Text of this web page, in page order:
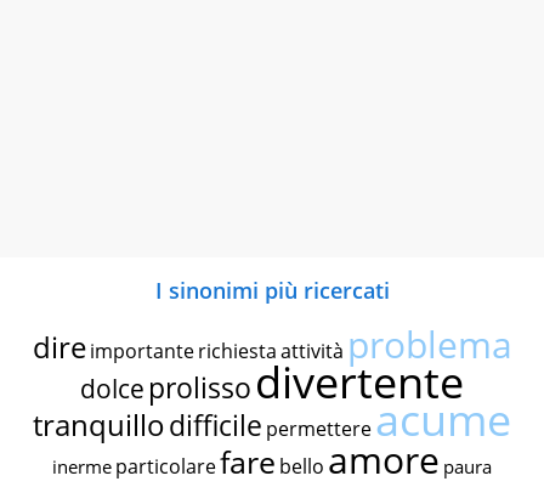
I sinonimi più ricercati
dire importante richiestaattività problema
dolce prolissodivertente
tranquillodifficile permettereacume
inerme particolarefare bello amore paura